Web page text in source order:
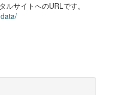
ルサイトへのURLです。